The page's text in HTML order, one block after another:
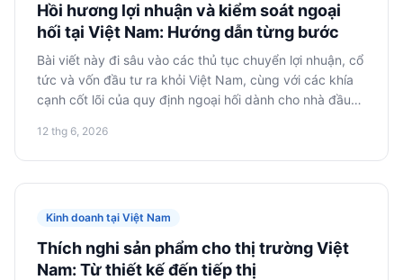
Hồi hương lợi nhuận và kiểm soát ngoại
hối tại Việt Nam: Hướng dẫn từng bước
Bài viết này đi sâu vào các thủ tục chuyển lợi nhuận, cổ
tức và vốn đầu tư ra khỏi Việt Nam, cùng với các khía
cạnh cốt lõi của quy định ngoại hối dành cho nhà đầu
khuyến nghị để chuyển tiền tệ một cách hợp pháp và
hiệu quả.
12 thg 6, 2026
Kinh doanh tại Việt Nam
Thích nghi sản phẩm cho thị trường Việt
Nam: Từ thiết kế đến tiếp thị